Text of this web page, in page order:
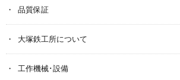
品質保証
大塚鉄工所について
工作機械･設備